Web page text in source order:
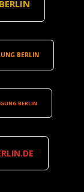
BERLIN
BERLIN